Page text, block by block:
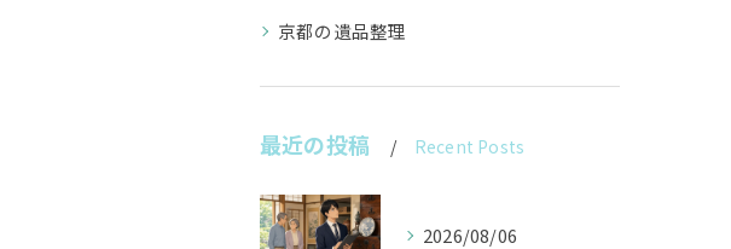
京都の遺品整理
最近の投稿 Recent Posts
2026/08/06